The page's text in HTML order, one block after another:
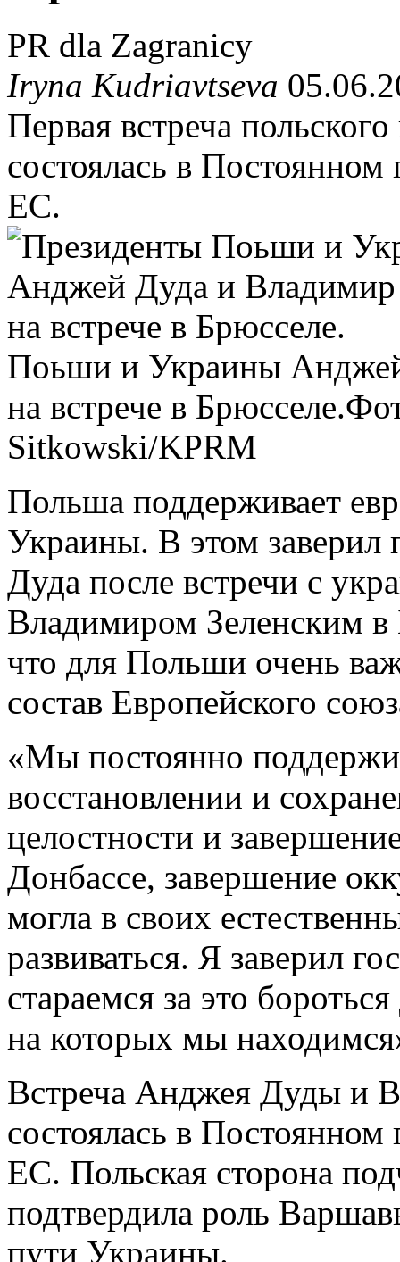
PR dla Zagranicy
Iryna Kudriavtseva
Первая встреча
состоялась в
ЕС.
Поьши и Украины
на встрече в Брюсселе.
Sitkowski/KPRM
Польша поддерживает
Украины. В этом заверил
Дуда после встречи с
Владимиром Зеленским
что для Польши очень
состав Европейского
«Мы постоянно
восстановлении и
целостности и
Донбассе, завершение
могла в своих
развиваться. Я заверил
стараемся за это
на которых мы
Встреча Анджея Дуды и
состоялась в
ЕС. Польская сторона
подтвердила роль
пути Украины.